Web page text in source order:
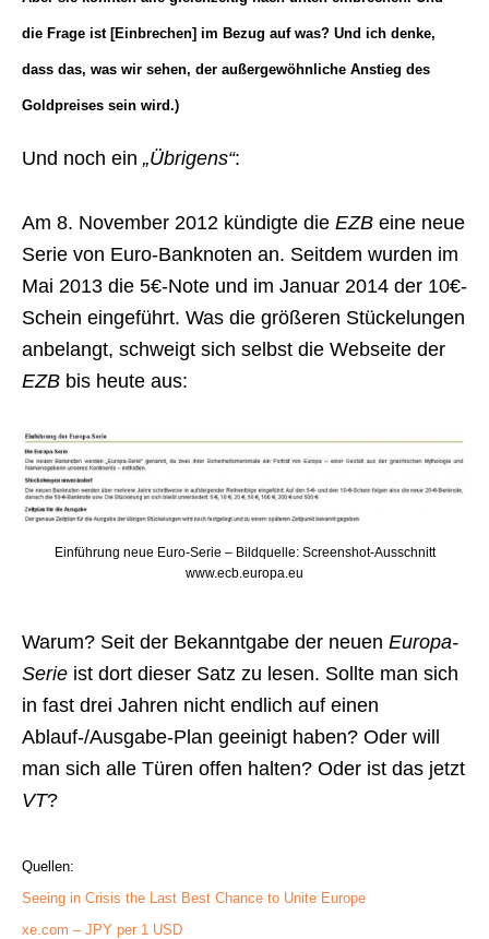
die Frage ist [Einbrechen] im Bezug auf was? Und ich denke,
dass das, was wir sehen, der außergewöhnliche Anstieg des
Goldpreises sein wird.)
Und noch ein „Übrigens“:
Am 8. November 2012 kündigte die EZB eine neue
Serie von Euro-Banknoten an. Seitdem wurden im
Mai 2013 die 5€-Note und im Januar 2014 der 10€-
Schein eingeführt. Was die größeren Stückelungen
anbelangt, schweigt sich selbst die Webseite der
EZB bis heute aus:
Einführung neue Euro-Serie – Bildquelle: Screenshot-Ausschnitt
www.ecb.europa.eu
Warum? Seit der Bekanntgabe der neuen Europa-
Serie ist dort dieser Satz zu lesen. Sollte man sich
in fast drei Jahren nicht endlich auf einen
Ablauf-/Ausgabe-Plan geeinigt haben? Oder will
man sich alle Türen offen halten? Oder ist das jetzt
VT?
Quellen:
Seeing in Crisis the Last Best Chance to Unite Europe
xe.com – JPY per 1 USD